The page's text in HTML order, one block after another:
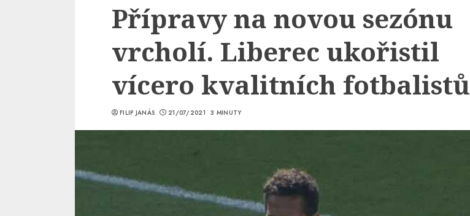
Přípravy na novou sezónu
vrcholí. Liberec ukořistil
vícero kvalitních fotbalistů
FILIP JANÁS 21/07/2021 3 MINUTY